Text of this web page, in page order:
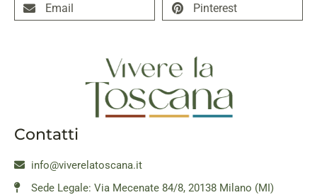
Email Pinterest
Contatti
info@viverelatoscana.it
Sede Legale: Via Mecenate 84/8, 20138 Milano (MI)